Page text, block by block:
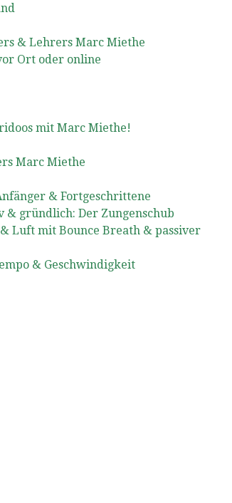
& Lehrers Marc Miethe
Ort oder online
mit Marc Miethe!
Marc Miethe
& Fortgeschrittene
gründlich: Der Zungenschub
Luft mit Bounce Breath & passiver
& Geschwindigkeit